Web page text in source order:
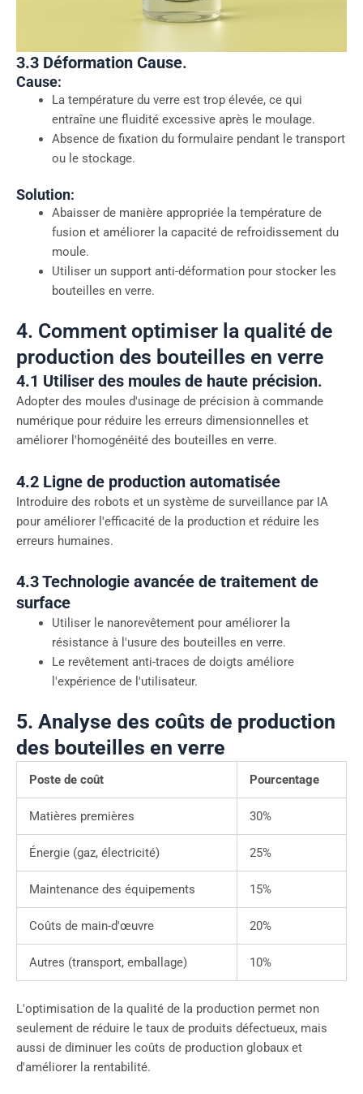
3.3 Déformation Cause.
Cause:
La température du verre est trop élevée, ce qui
entraîne une fluidité excessive après le moulage.
Absence de fixation du formulaire pendant le transport
ou le stockage.
Solution:
Abaisser de manière appropriée la température de
fusion et améliorer la capacité de refroidissement du
moule.
Utiliser un support anti-déformation pour stocker les
bouteilles en verre.
4. Comment optimiser la qualité de
production des bouteilles en verre
4.1 Utiliser des moules de haute précision.
Adopter des moules d'usinage de précision à commande
numérique pour réduire les erreurs dimensionnelles et
améliorer l'homogénéité des bouteilles en verre.
4.2 Ligne de production automatisée
Introduire des robots et un système de surveillance par IA
pour améliorer l'efficacité de la production et réduire les
erreurs humaines.
4.3 Technologie avancée de traitement de
surface
Utiliser le nanorevêtement pour améliorer la
résistance à l'usure des bouteilles en verre.
Le revêtement anti-traces de doigts améliore
l'expérience de l'utilisateur.
5. Analyse des coûts de production
des bouteilles en verre
Poste de coût Pourcentage
Matières premières 30%
Énergie (gaz, électricité) 25%
Maintenance des équipements 15%
Coûts de main-d'œuvre 20%
Autres (transport, emballage) 10%
L'optimisation de la qualité de la production permet non
seulement de réduire le taux de produits défectueux, mais
aussi de diminuer les coûts de production globaux et
d'améliorer la rentabilité.